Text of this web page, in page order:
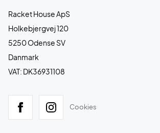
Racket House ApS
Holkebjergvej 120
5250 Odense SV
Danmark
VAT: DK36931108
Cookies